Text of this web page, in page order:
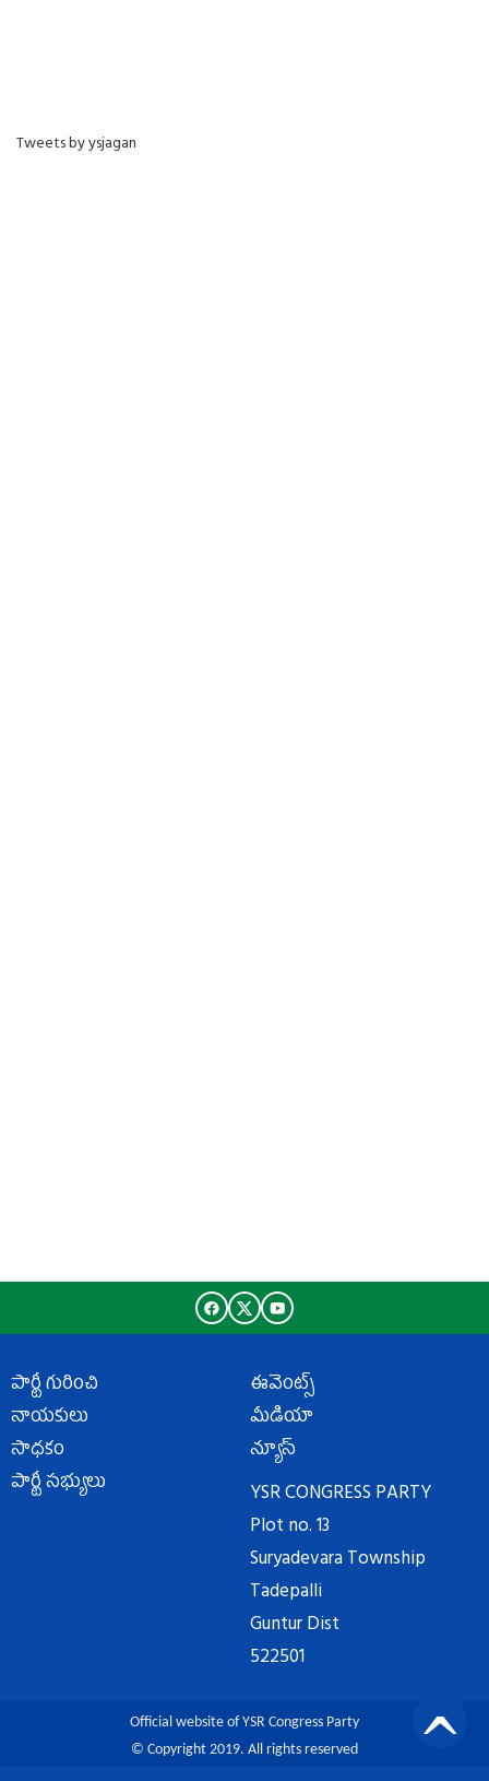
Tweets by ysjagan
పార్టీ గురించి
నాయకులు
సాధకం
పార్టీ సభ్యులు
ఈవెంట్స్
మీడియా
న్యూస్
YSR CONGRESS PARTY
Plot no. 13
Suryadevara Township
Tadepalli
Guntur Dist
522501
Official website of YSR Congress Party
© Copyright 2019. All rights reserved